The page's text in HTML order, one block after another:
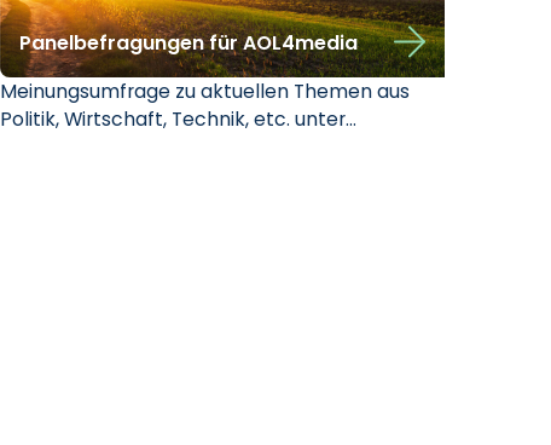
Panelbefragungen für AOL4media
Meinungsumfrage zu aktuellen Themen aus
Politik, Wirtschaft, Technik, etc. unter…